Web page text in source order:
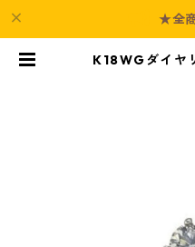
★全
K18WGダイヤ